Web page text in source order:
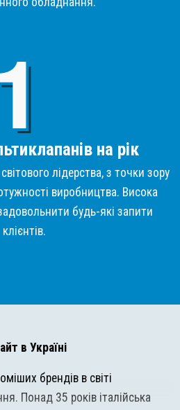
на рік
лідерства, з точки зору
виробництва. Висока
будь-які запити
клієнтів.
в Україні
брендів в світі
Понад 35 років італійська